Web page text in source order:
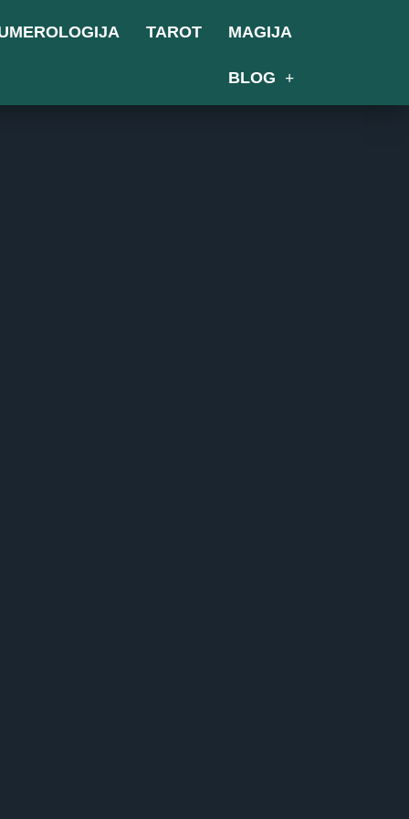
TAROT MAGIJA
BLOG